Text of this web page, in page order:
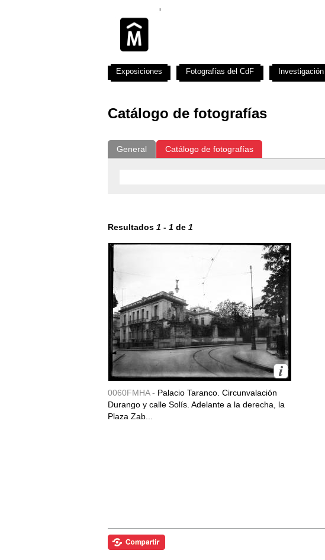
Catálogo de fotografías
General Catálogo de fotografías
Resultados 1 - 1 de 1
0060FMHA - Palacio Taranco. Circunvalación
Durango y calle Solís. Adelante a la derecha, la
Plaza Zab...
Exposiciones Fotografías del CdF Investigación